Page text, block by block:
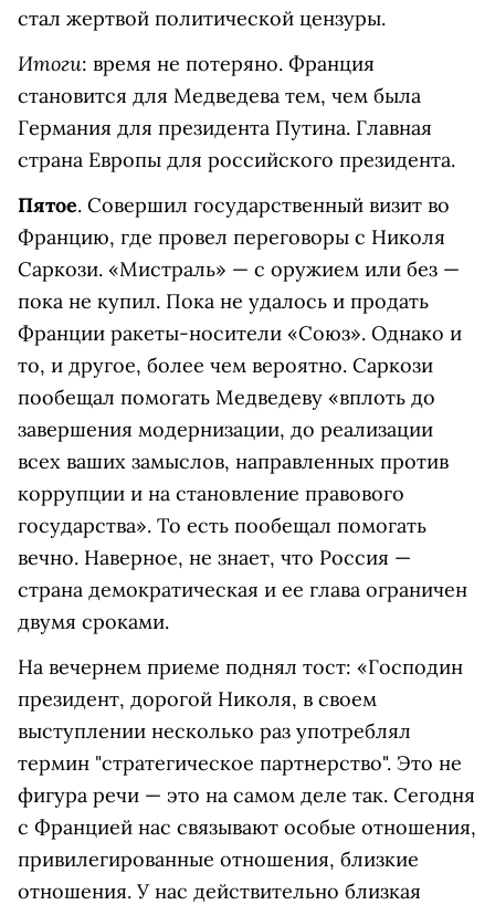
стал жертвой политической цензуры.
Итоги: время не потеряно. Франция
становится для Медведева тем, чем была
Германия для президента Путина. Главная
страна Европы для российского президента.
Пятое. Совершил государственный визит во
Францию, где провел переговоры с Николя
Саркози. «Мистраль» — с оружием или без —
пока не купил. Пока не удалось и продать
Франции ракеты-носители «Союз». Однако и
то, и другое, более чем вероятно. Саркози
пообещал помогать Медведеву «вплоть до
завершения модернизации, до реализации
всех ваших замыслов, направленных против
коррупции и на становление правового
государства». То есть пообещал помогать
вечно. Наверное, не знает, что Россия —
страна демократическая и ее глава ограничен
двумя сроками.
На вечернем приеме поднял тост: «Господин
президент, дорогой Николя, в своем
выступлении несколько раз употреблял
термин "стратегическое партнерство". Это не
фигура речи — это на самом деле так. Сегодня
с Францией нас связывают особые отношения,
привилегированные отношения, близкие
отношения. У нас действительно близкая